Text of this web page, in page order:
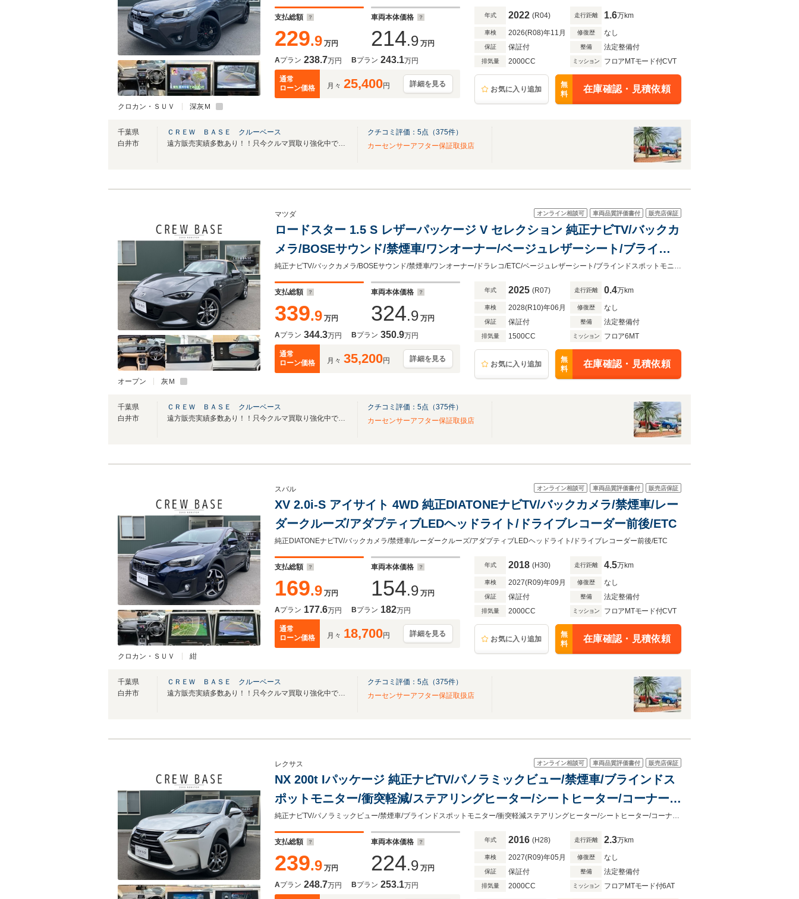
クロカン・ＳＵＶ 深灰Ｍ
後/ETC
支払総額
229.9 万円
車両本体価格
214.9 万円
Aプラン 238.7万円 Bプラン 243.1万円
通常
ローン価格
月々 25,400円 詳細を見る
年式 2022 (R04) 走行距離 1.6万km
車検 2026(R08)年11月 修復歴 なし
保証 保証付 整備 法定整備付
排気量 2000CC ミッション フロアMTモード付CVT
お気に入り追加
無
料
在庫確認・見積依頼
千葉県
白井市
ＣＲＥＷ ＢＡＳＥ クルーベース
遠方販売実績多数あり！！只今クルマ買取り強化中です！！
クチコミ評価： 5点（375件）
カーセンサーアフター保証取扱店
オープン 灰Ｍ
オンライン相談可 車両品質評価書付 販売店保証
マツダ
ロードスター 1.5 S レザーパッケージ V セレクション 純正ナビTV/バックカ
メラ/BOSEサウンド/禁煙車/ワンオーナー/ベージュレザーシート/ブライン
ドスポットモニター/コーナーセンサー/レーダークルーズ/シートヒーター/衝
突軽減/オートマチックハイビーム/ドラレコ/ETC
純正ナビTV/バックカメラ/BOSEサウンド/禁煙車/ワンオーナー/ドラレコ/ETC/ベージュレザーシート/ブラインドスポットモニター/コーナーセンサー/レーダークルーズ/シートヒーター
支払総額
339.9 万円
車両本体価格
324.9 万円
Aプラン 344.3万円 Bプラン 350.9万円
通常
ローン価格
月々 35,200円 詳細を見る
年式 2025 (R07) 走行距離 0.4万km
車検 2028(R10)年06月 修復歴 なし
保証 保証付 整備 法定整備付
排気量 1500CC ミッション フロア6MT
お気に入り追加
無
料
在庫確認・見積依頼
千葉県
白井市
ＣＲＥＷ ＢＡＳＥ クルーベース
遠方販売実績多数あり！！只今クルマ買取り強化中です！！
クチコミ評価： 5点（375件）
カーセンサーアフター保証取扱店
クロカン・ＳＵＶ 紺
オンライン相談可 車両品質評価書付 販売店保証
スバル
XV 2.0i-S アイサイト 4WD 純正DIATONEナビTV/バックカメラ/禁煙車/レー
ダークルーズ/アダプティブLEDヘッドライト/ドライブレコーダー前後/ETC
純正DIATONEナビTV/バックカメラ/禁煙車/レーダークルーズ/アダプティブLEDヘッドライト/ドライブレコーダー前後/ETC
支払総額
169.9 万円
車両本体価格
154.9 万円
Aプラン 177.6万円 Bプラン 182万円
通常
ローン価格
月々 18,700円 詳細を見る
年式 2018 (H30) 走行距離 4.5万km
車検 2027(R09)年09月 修復歴 なし
保証 保証付 整備 法定整備付
排気量 2000CC ミッション フロアMTモード付CVT
お気に入り追加
無
料
在庫確認・見積依頼
千葉県
白井市
ＣＲＥＷ ＢＡＳＥ クルーベース
遠方販売実績多数あり！！只今クルマ買取り強化中です！！
クチコミ評価： 5点（375件）
カーセンサーアフター保証取扱店
オンライン相談可 車両品質評価書付 販売店保証
レクサス
NX 200t Iパッケージ 純正ナビTV/パノラミックビュー/禁煙車/ブラインドス
ポットモニター/衝突軽減/ステアリングヒーター/シートヒーター/コーナーセ
ンサー/レーダークルーズ/DVD再生/ETC
純正ナビTV/パノラミックビュー/禁煙車/ブラインドスポットモニター/衝突軽減ステアリングヒーター/シートヒーター/コーナーセンサー/レーダークルーズ/DVD再生/ETC
支払総額
239.9 万円
車両本体価格
224.9 万円
Aプラン 248.7万円 Bプラン 253.1万円
年式 2016 (H28) 走行距離 2.3万km
車検 2027(R09)年05月 修復歴 なし
保証 保証付 整備 法定整備付
排気量 2000CC ミッション フロアMTモード付6AT